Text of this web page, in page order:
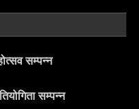
सम्पन्न
सम्पन्न